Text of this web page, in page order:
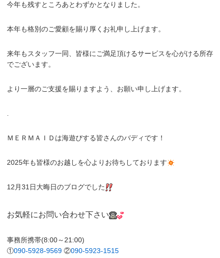
今年も残すところあとわずかとなりました。
本年も格別のご愛顧を賜り厚くお礼申し上げます。
来年もスタッフ一同、皆様にご満足頂けるサービスを心がける所存
でございます。
より一層のご支援を賜りますよう、お願い申し上げます。
ＭＥＲＭＡＩＤは海遊びする皆さんのバディです！
2025年も皆様のお越しを心よりお待ちしております
12月31日大晦日のブログでした
お気軽にお問い合わせ下さい
事務所携帯(8:00～21:00)
①090-5928-9569 ②090-5923-1515